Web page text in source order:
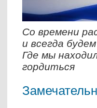
Со времени
и всегда
Где мы
гордиться